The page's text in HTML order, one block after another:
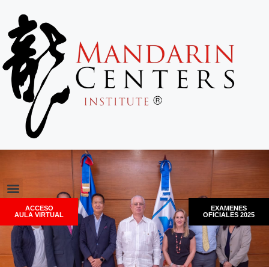
ACCESO
AULA VIRTUAL
EXAMENES
OFICIALES 2025